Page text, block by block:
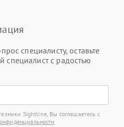
специалисту, оставьте
с радостью
Sightline, Вы соглашаетесь с